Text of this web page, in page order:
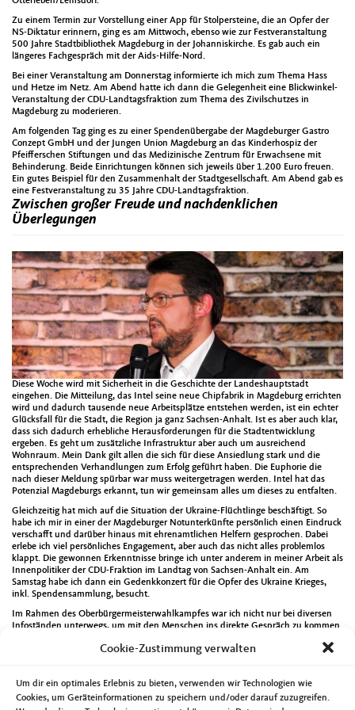
Cookie-Zustimmung verwalten
Um dir ein optimales Erlebnis zu bieten, verwenden wir Technologien wie
Cookies, um Geräteinformationen zu speichern und/oder darauf zuzugreifen.
Zu einem Termin zur Vorstellung einer App für Stolpersteine, die an Opfer der
NS-Diktatur erinnern, ging es am Mittwoch, ebenso wie zur Festveranstaltung
500 Jahre Stadtbibliothek Magdeburg in der Johanniskirche. Es gab auch ein
längeres Fachgespräch mit der Aids-Hilfe-Nord.
Bei einer Veranstaltung am Donnerstag informierte ich mich zum Thema Hass
und Hetze im Netz. Am Abend hatte ich dann die Gelegenheit eine Blickwinkel-
Veranstaltung der CDU-Landtagsfraktion zum Thema des Zivilschutzes in
Magdeburg zu moderieren.
Am folgenden Tag ging es zu einer Spendenübergabe der Magdeburger Gastro
Conzept GmbH und der Jungen Union Magdeburg an das Kinderhospiz der
Pfeifferschen Stiftungen und das Medizinische Zentrum für Erwachsene mit
Behinderung. Beide Einrichtungen können sich jeweils über 1.200 Euro freuen.
Ein gutes Beispiel für den Zusammenhalt der Stadtgesellschaft. Am Abend gab es
eine Festveranstaltung zu 35 Jahre CDU-Landtagsfraktion.
Zwischen großer Freude und nachdenklichen
Überlegungen
Diese Woche wird mit Sicherheit in die Geschichte der Landeshauptstadt
eingehen. Die Mitteilung, das Intel seine neue Chipfabrik in Magdeburg errichten
wird und dadurch tausende neue Arbeitsplätze entstehen werden, ist ein echter
Glücksfall für die Stadt, die Region ja ganz Sachsen-Anhalt. Ist es aber auch klar,
dass sich dadurch erhebliche Herausforderungen für die Stadtentwicklung
ergeben. Es geht um zusätzliche Infrastruktur aber auch um ausreichend
Wohnraum. Mein Dank gilt allen die sich für diese Ansiedlung stark und die
entsprechenden Verhandlungen zum Erfolg geführt haben. Die Euphorie die
nach dieser Meldung spürbar war muss weitergetragen werden. Intel hat das
Potenzial Magdeburgs erkannt, tun wir gemeinsam alles um dieses zu entfalten.
Gleichzeitig hat mich auf die Situation der Ukraine-Flüchtlinge beschäftigt. So
habe ich mir in einer der Magdeburger Notunterkünfte persönlich einen Eindruck
verschafft und darüber hinaus mit ehrenamtlichen Helfern gesprochen. Dabei
erlebe ich viel persönliches Engagement, aber auch das nicht alles problemlos
klappt. Die gewonnen Erkenntnisse bringe ich unter anderem in meiner Arbeit als
Innenpolitiker der CDU-Fraktion im Landtag von Sachsen-Anhalt ein. Am
Samstag habe ich dann ein Gedenkkonzert für die Opfer des Ukraine Krieges,
inkl. Spendensammlung, besucht.
Im Rahmen des Oberbürgermeisterwahlkampfes war ich nicht nur bei diversen
Infoständen unterwegs, um mit den Menschen ins direkte Gespräch zu kommen.
Magdeburg zu Kandidatenvorstellung. Erstmalig trafen die Bewerberinnen und
Sendung kann man unterhttps://www.youtube.com/watch?v=HwQjt2t_Qmc
nachschauen. Eine weitere Kandidatenrunde gab es am Donnerstag beim Health